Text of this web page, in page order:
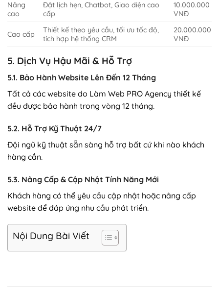
Nâng
cao
Đặt lịch hẹn, Chatbot, Giao diện cao
cấp
10.000.000
VNĐ
Cao cấp
Thiết kế theo yêu cầu, tối ưu tốc độ,
tích hợp hệ thống CRM
20.000.000
VNĐ
5. Dịch Vụ Hậu Mãi & Hỗ Trợ
5.1. Bảo Hành Website Lên Đến 12 Tháng
Tất cả các website do Làm Web PRO Agency thiết kế
đều được bảo hành trong vòng 12 tháng.
5.2. Hỗ Trợ Kỹ Thuật 24/7
Đội ngũ kỹ thuật sẵn sàng hỗ trợ bất cứ khi nào khách
hàng cần.
5.3. Nâng Cấp & Cập Nhật Tính Năng Mới
Khách hàng có thể yêu cầu cập nhật hoặc nâng cấp
website để đáp ứng nhu cầu phát triển.
Nội Dung Bài Viết